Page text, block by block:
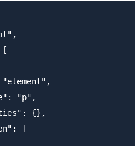
"p",
{},
[